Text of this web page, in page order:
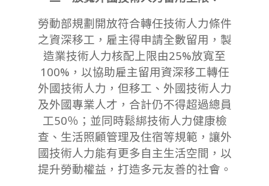
勞動部規劃開放符合轉任技術人力條件
之資深移工，雇主得申請全數留用，製
造業技術人力核配上限由25%放寬至
100%，以協助雇主留用資深移工轉任
外國技術人力，但移工、外國技術人力
及外國專業人才，合計仍不得超過總員
工50％；並同時鬆綁技術人力健康檢
查、生活照顧管理及住宿等規範，讓外
國技術人力能有更多自主生活空間，以
提升勞動權益，打造多元友善的社會。